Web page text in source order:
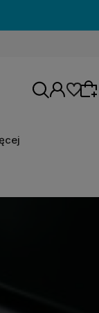
aktualnej